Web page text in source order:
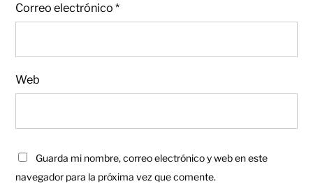
Correo electrónico*
Web
Guarda mi nombre, correo electrónico y web en este
navegador para la próxima vez que comente.